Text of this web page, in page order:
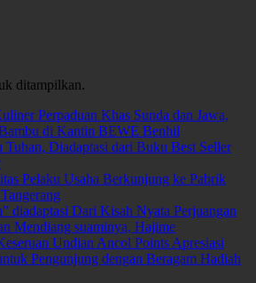
ditampilkan.
Perpaduan Khas Sunda dan Jawa,
di Kantin BEWE Benhil
Diadaptasi dari Buku Best Seller
Pelaku Usaha Berkunjung ke Pabrik
diadaptasi Dari Kisah Nyata Perjuangan
Mendiang suaminya, Hajime
Undian Ancol Points Apresiasi
Pengunjung dengan Beragam Hadiah